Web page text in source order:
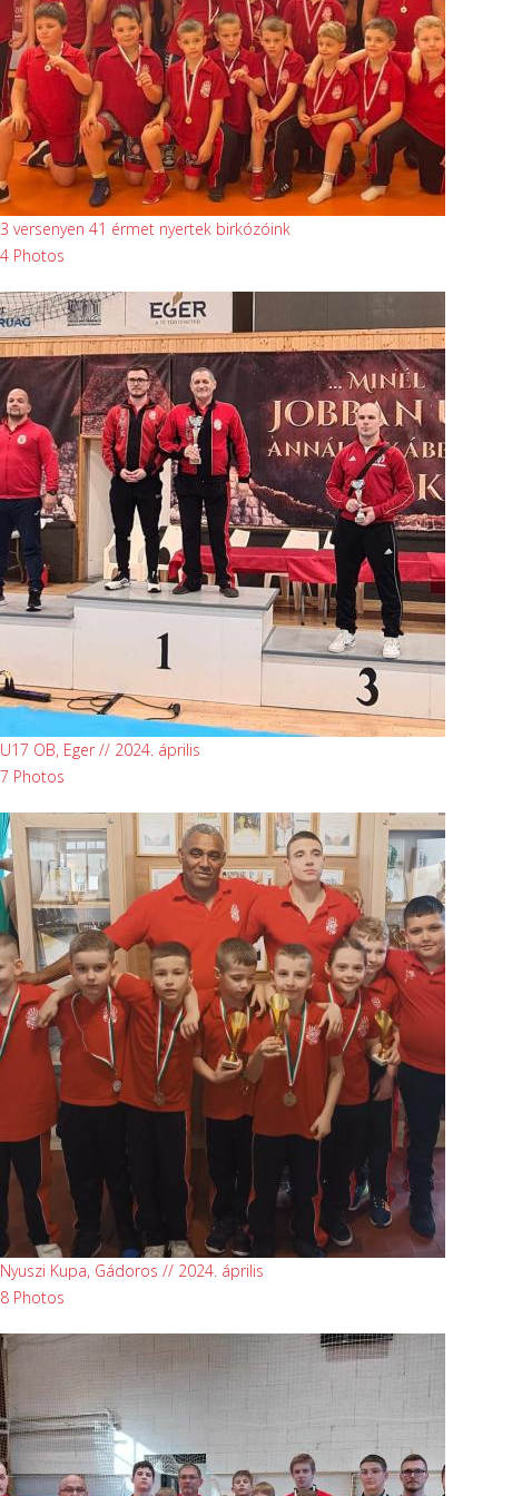
3 versenyen 41 érmet nyertek birkózóink
4 Photos
U17 OB, Eger // 2024. április
7 Photos
Nyuszi Kupa, Gádoros // 2024. április
8 Photos